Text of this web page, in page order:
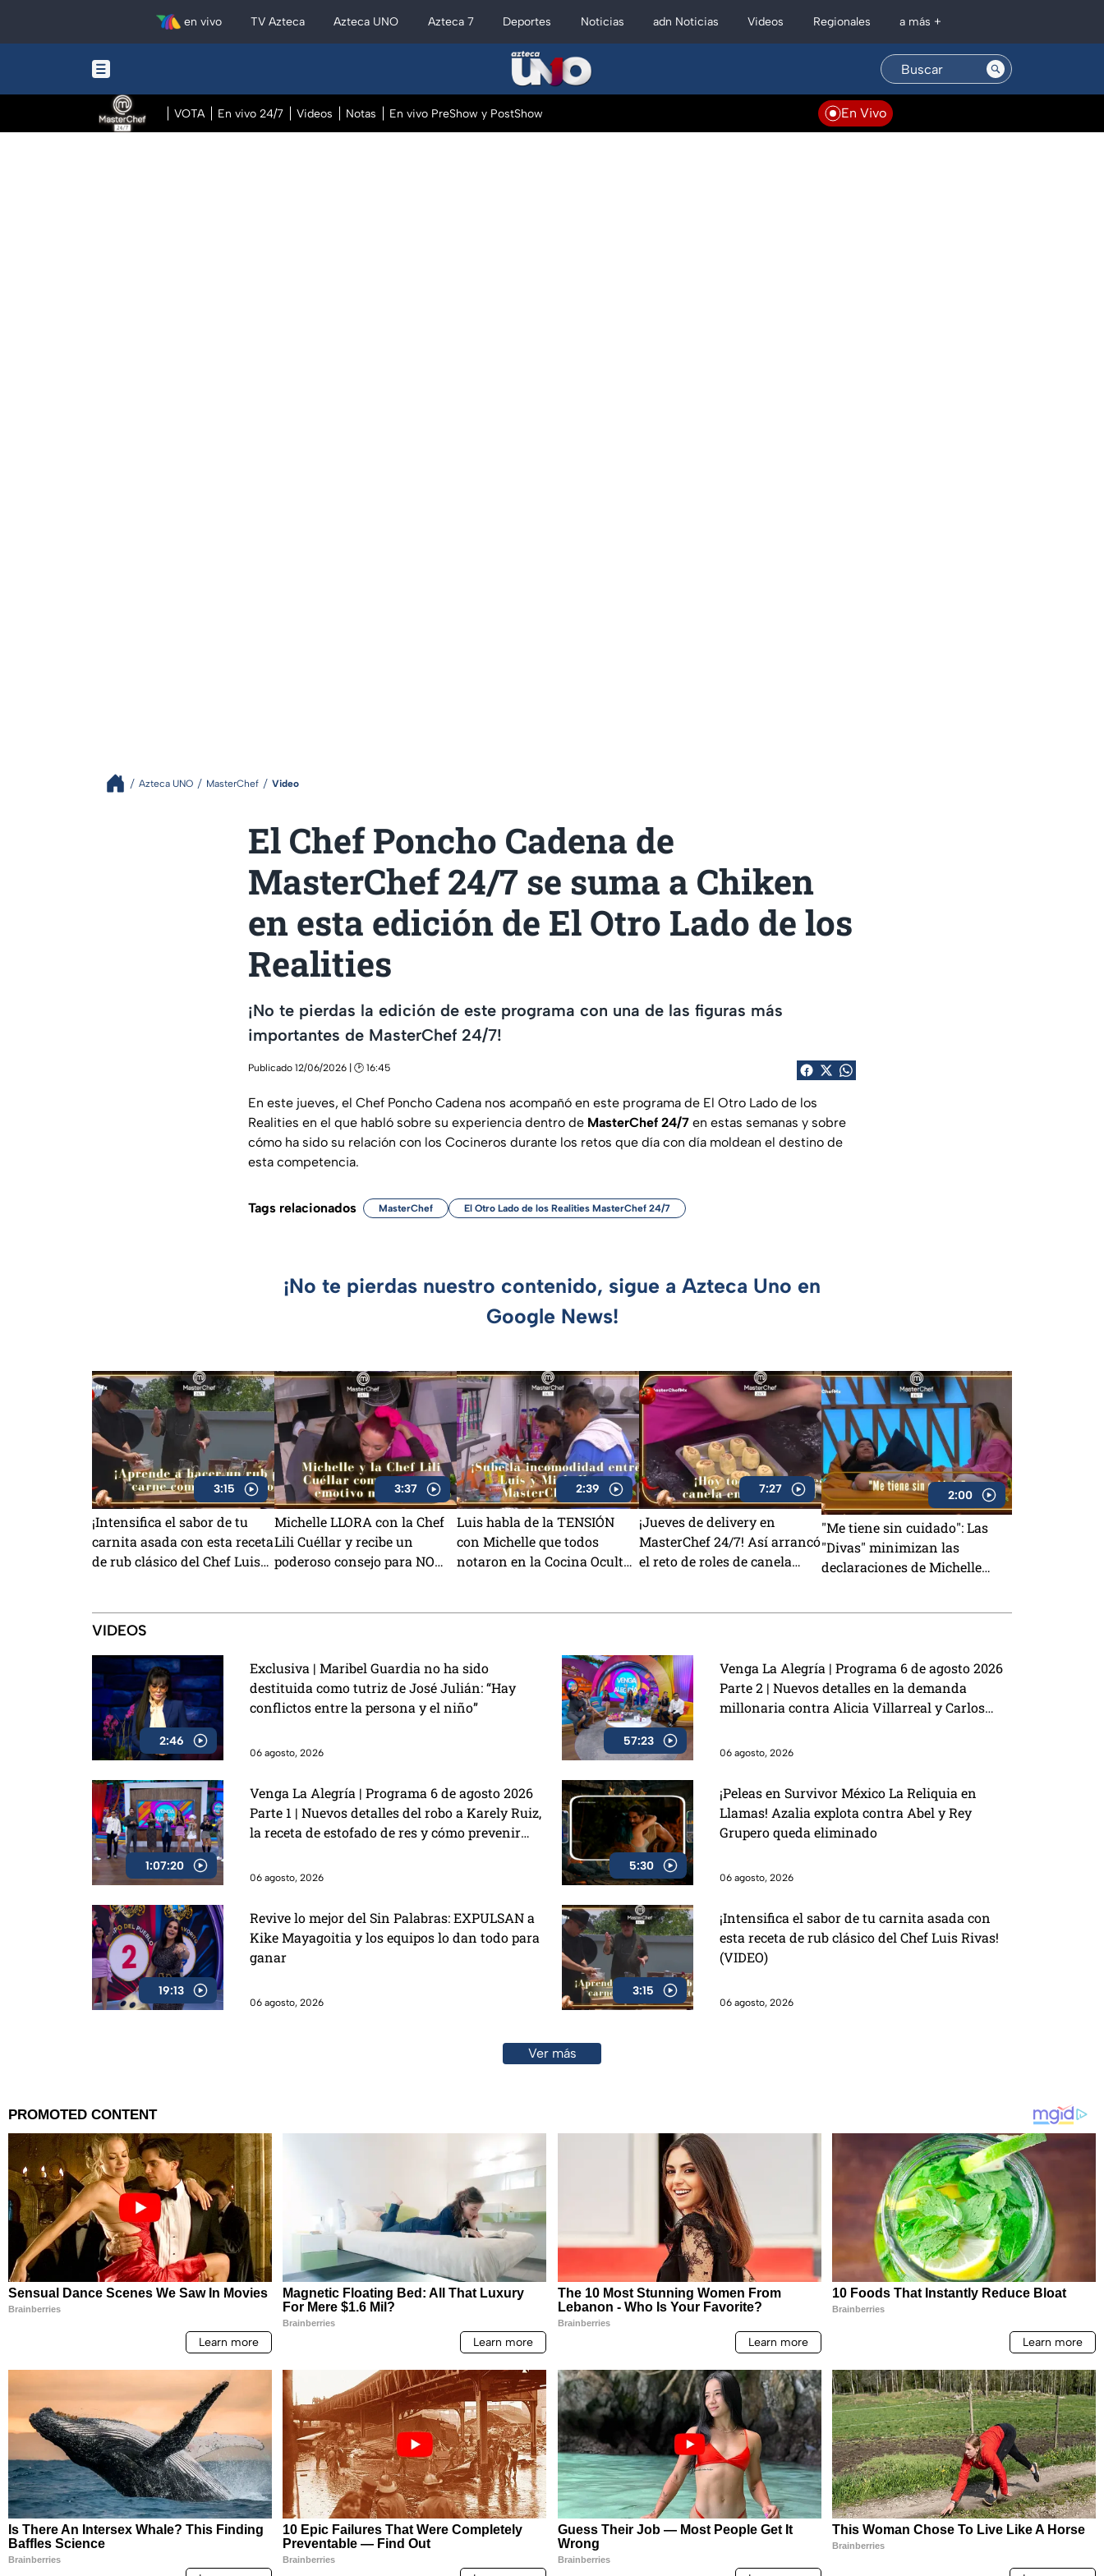
en vivo TV Azteca Azteca UNO Azteca 7 Deportes Noticias adn Noticias Videos Regionales a más +
VOTA En vivo 24/7 Videos Notas En vivo PreShow y PostShow En Vivo
Azteca UNO MasterChef Video
El Chef Poncho Cadena de
MasterChef 24/7 se suma a Chiken
en esta edición de El Otro Lado de los
Realities
¡No te pierdas la edición de este programa con una de las figuras más
importantes de MasterChef 24/7!
Publicado 12/06/2026 | 🕑 16:45
En este jueves, el Chef Poncho Cadena nos acompañó en este programa de El Otro Lado de los
Realities en el que habló sobre su experiencia dentro de MasterChef 24/7 en estas semanas y sobre
cómo ha sido su relación con los Cocineros durante los retos que día con día moldean el destino de
esta competencia.
Tags relacionados MasterChef El Otro Lado de los Realities MasterChef 24/7
¡No te pierdas nuestro contenido, sigue a Azteca Uno en
Google News!
3:15
¡Intensifica el sabor de tu
carnita asada con esta receta
de rub clásico del Chef Luis
3:37
Michelle LLORA con la Chef
Lili Cuéllar y recibe un
poderoso consejo para NO
2:39
Luis habla de la TENSIÓN
con Michelle que todos
notaron en la Cocina Oculta
7:27
¡Jueves de delivery en
MasterChef 24/7! Así arrancó
el reto de roles de canela
2:00
"Me tiene sin cuidado": Las
"Divas" minimizan las
declaraciones de Michelle
VIDEOS
2:46
Exclusiva | Maribel Guardia no ha sido
destituida como tutriz de José Julián: “Hay
conflictos entre la persona y el niño”
06 agosto, 2026
57:23
Venga La Alegría | Programa 6 de agosto 2026
Parte 2 | Nuevos detalles en la demanda
millonaria contra Alicia Villarreal y Carlos
La Granja VIP 2
06 agosto, 2026
1:07:20
Venga La Alegría | Programa 6 de agosto 2026
Parte 1 | Nuevos detalles del robo a Karely Ruiz,
la receta de estofado de res y cómo prevenir
06 agosto, 2026
5:30
¡Peleas en Survivor México La Reliquia en
Llamas! Azalia explota contra Abel y Rey
Grupero queda eliminado
06 agosto, 2026
19:13
Revive lo mejor del Sin Palabras: EXPULSAN a
Kike Mayagoitia y los equipos lo dan todo para
ganar
06 agosto, 2026
3:15
¡Intensifica el sabor de tu carnita asada con
esta receta de rub clásico del Chef Luis Rivas!
(VIDEO)
06 agosto, 2026
Ver más